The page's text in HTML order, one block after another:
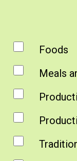
Foods
Meals